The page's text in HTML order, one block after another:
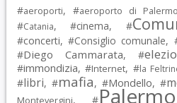
#aeroporti, #aeroporto di Palermo
#Catania, #cinema, #
#concerti, #Consiglio comunale,
#Diego Cammarata, #
#immondizia, #Internet, #la
#libri, #mafia, #Mondello, #
Montevergini, #Palermo